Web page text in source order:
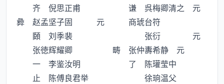
齐 倪思正甫 谦 呉梅卿清之 元
彜 赵孟坚子固 元 商琥台符
頥 刘季裴 张衍 元
张徳辉耀卿 畴 张仲夀希静 元
一 李鉴汝明 了 陈瓘莹中
止 陈傅良君举 徐珦温父